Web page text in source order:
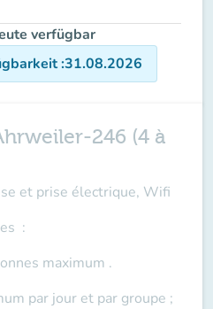
verfügbar
:31.08.2026
246 (4 à
et prise électrique, Wifi
:
maximum .
par jour et par groupe ;